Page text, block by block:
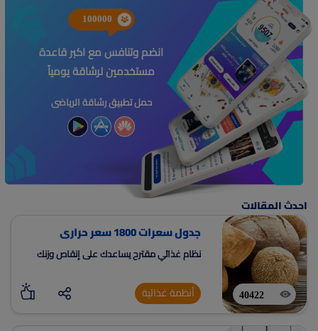
100000
انضم وتنافس مع اكبر قاعدة
مستخدمين لرشاقة يومياً
حمل تطبيق رشاقة الرياضى
احدث المقالات
40422
جدول سعرات 1800 سعر حرارى
نظام غذائي مقترح يساعدك على إنقاص وزنك
أنظمة غذائية